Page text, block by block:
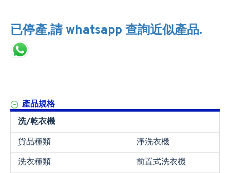
已停產,請 whatsapp 查詢近似產品.
產品規格
洗/乾衣機
貨品種類
淨洗衣機
洗衣種類
前置式洗衣機